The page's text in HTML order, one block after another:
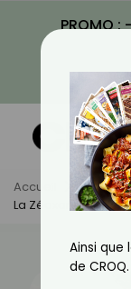
PROMO
Accueil Actus
La Zéaxanthine Est-
Ainsi que
de CROQ.